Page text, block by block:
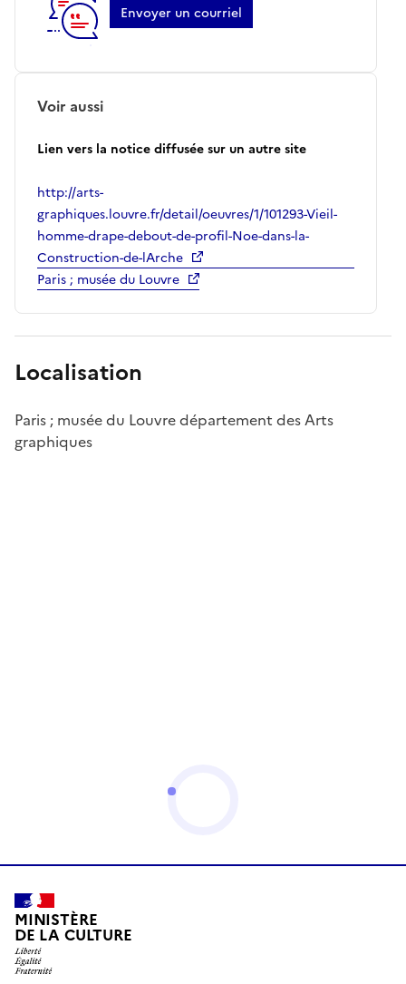
Envoyer un courriel
Voir aussi
Lien vers la notice diffusée sur un autre site
http://arts-
graphiques.louvre.fr/detail/oeuvres/1/101293-Vieil-
homme-drape-debout-de-profil-Noe-dans-la-
Construction-de-lArche
Paris ; musée du Louvre
Localisation
Paris ; musée du Louvre département des Arts
graphiques
MINISTÈRE
DE LA CULTURE